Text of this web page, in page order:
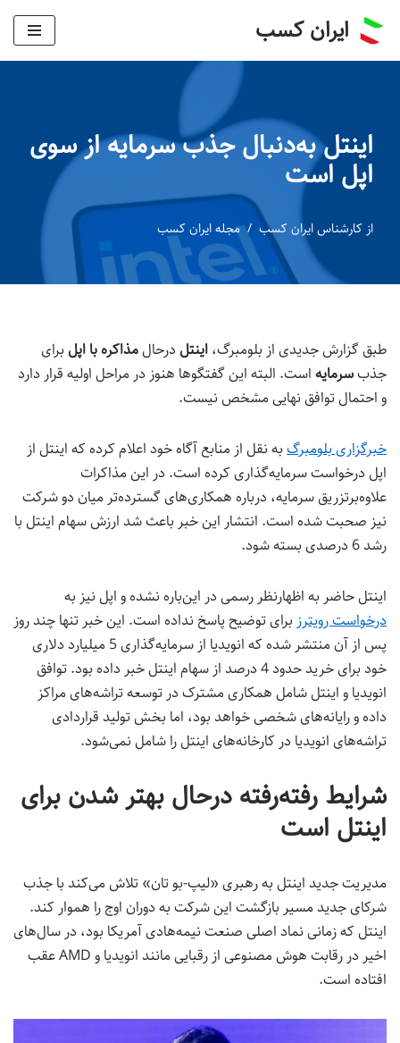
پرش
ایران کسب
اینتل به‌دنبال جذب سرمایه از سوی
اپل است
از کارشناس ایران کسب مجله ایران کسب
طبق گزارش جدیدی از بلومبرگ، اینتل درحالمذاکره با اپل برای
جذبسرمایه است. البته این گفتگوها هنوز در مراحل اولیه قرار دارد
و احتمال توافق نهایی مشخص نیست.
خبرگزاری بلومبرگ به نقل از منابع آگاه خود اعلام کرده که اینتل از
اپل درخواست سرمایه‌گذاری کرده است. در این مذاکرات
علاوه‌بر‌تزریق سرمایه، درباره همکاری‌های گسترده‌تر میان دو شرکت
نیز صحبت شده است. انتشار این خبر باعث شد ارزش سهام اینتل با
رشد 6 درصدی بسته شود.
اینتل حاضر به اظهارنظر رسمی در این‌باره نشده و اپل نیز به
درخواست رویترز برای توضیح پاسخ نداده است. این خبر تنها چند روز
پس از آن منتشر شده که انویدیا از سرمایه‌گذاری 5 میلیارد دلاری
خود برای خرید حدود 4 درصد از سهام اینتل خبر داده بود. توافق
انویدیا و اینتل شامل همکاری مشترک در توسعه تراشه‌های مراکز
داده و رایانه‌های شخصی خواهد بود، اما بخش تولید قراردادی
تراشه‌های انویدیا در کارخانه‌های اینتل را شامل نمی‌شود.
شرایط رفته‌رفته درحال بهتر شدن برای
اینتل است
مدیریت جدید اینتل به رهبری «لیپ-بو تان» تلاش می‌کند با جذب
شرکای جدید مسیر بازگشت این شرکت به دوران اوج را هموار کند.
اینتل که زمانی نماد اصلی صنعت نیمه‌هادی آمریکا بود، در سال‌های
اخیر در رقابت هوش مصنوعی از رقبایی مانند انویدیا و AMD عقب
افتاده است.